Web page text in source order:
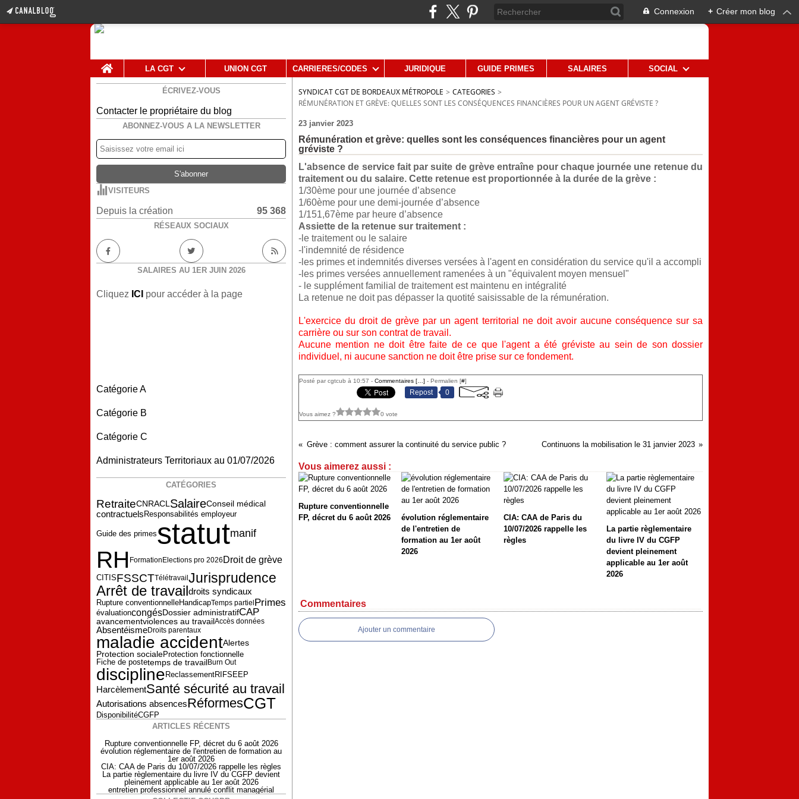
Connexion + Créer mon blog
Home
LA CGT UNION CGT CARRIERES/CODES JURIDIQUE GUIDE PRIMES SALAIRES SOCIAL
ÉCRIVEZ-VOUS
Contacter le propriétaire du blog
ABONNEZ-VOUS A LA NEWSLETTER
VISITEURS
Depuis la création 95 368
RÉSEAUX SOCIAUX
SALAIRES AU 1ER JUIN 2026
Cliquez ICI pour accéder à la page
Catégorie A
Catégorie B
Catégorie C
Administrateurs Territoriaux au 01/07/2026
CATÉGORIES
RetraiteCNRACLSalaireConseil médical
contractuelsResponsabilités employeur
Guide des primesstatutmanif
RH FormationElections pro 2026 Droit de grève
CITISFSSCTTélétravail Jurisprudence
Arrêt de travaildroits syndicaux
Rupture conventionnelleHandicapTemps partiel Primes
évaluationcongésDossier administratifCAP
avancementviolences au travailAccès données
AbsentéismeDroits parentaux
maladie accidentAlertes
Protection socialeProtection fonctionnelle
Fiche de postetemps de travailBurn Out
disciplineReclassementRIFSEEP
HarcèlementSanté sécurité au travail
Autorisations absencesRéformesCGT
DisponibilitéCGFP
ARTICLES RÉCENTS
Rupture conventionnelle FP, décret du 6 août 2026
évolution réglementaire de l'entretien de formation au
1er août 2026
CIA: CAA de Paris du 10/07/2026 rappelle les règles
La partie règlementaire du livre IV du CGFP devient
pleinement applicable au 1er août 2026
entretien professionnel annulé conflit managérial
SYNDICAT CGT DE BORDEAUX MÉTROPOLE > CATEGORIES >
RÉMUNÉRATION ET GRÈVE: QUELLES SONT LES CONSÉQUENCES FINANCIÈRES POUR UN AGENT GRÉVISTE ?
23 janvier 2023
Rémunération et grève: quelles sont les conséquences financières pour un agent
gréviste ?
L'absence de service fait par suite de grève entraîne pour chaque journée une retenue du
traitement ou du salaire. Cette retenue est proportionnée à la durée de la grève :
1/30ème pour une journée d’absence
1/60ème pour une demi-journée d’absence
1/151,67ème par heure d’absence
Assiette de la retenue sur traitement :
-le traitement ou le salaire
-l'indemnité de résidence
-les primes et indemnités diverses versées à l'agent en considération du service qu'il a accompli
-les primes versées annuellement ramenées à un "équivalent moyen mensuel"
- le supplément familial de traitement est maintenu en intégralité
La retenue ne doit pas dépasser la quotité saisissable de la rémunération.
L'exercice du droit de grève par un agent territorial ne doit avoir aucune conséquence sur sa
carrière ou sur son contrat de travail.
Aucune mention ne doit être faite de ce que l'agent a été gréviste au sein de son dossier
individuel, ni aucune sanction ne doit être prise sur ce fondement.
Posté par cgtcub à 10:57 - Commentaires [ ] - Permalien [#]
Repost 0
Vous aimez ? 0 vote
Grève : comment assurer la continuité du service public ? Continuons la mobilisation le 31 janvier 2023
Vous aimerez aussi :
Rupture conventionnelle
FP, décret du 6 août 2026
évolution réglementaire
de l'entretien de
formation au 1er août
2026
CIA: CAA de Paris du
10/07/2026 rappelle les
règles
La partie règlementaire
du livre IV du CGFP
devient pleinement
applicable au 1er août
2026
Commentaires
Ajouter un commentaire